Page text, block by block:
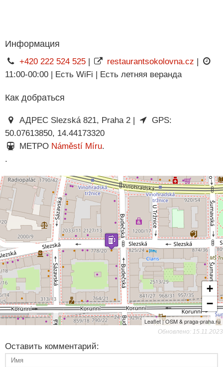
Информация
+420 222 524 525| restaurantsokolovna.cz |
11:00-00:00 | Есть WiFi | Есть летняя веранда
Как добраться
АДРЕС Slezská 821, Praha 2 |
GPS:
50.07613850, 14.44173320
МЕТРО Náměstí Míru.
.
+
−
Leaflet | OSM & praga-praha.ru
Обновлено: 15.11.2023
Оставить комментарий: